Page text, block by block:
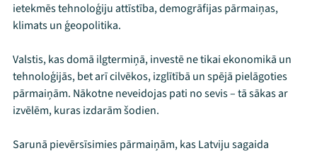
ietekmēs tehnoloģiju attīstība, demogrāfijas pārmaiņas,
klimats un ģeopolitika.
Valstis, kas domā ilgtermiņā, investē ne tikai ekonomikā un
tehnoloģijās, bet arī cilvēkos, izglītībā un spējā pielāgoties
pārmaiņām. Nākotne neveidojas pati no sevis – tā sākas ar
izvēlēm, kuras izdarām šodien.
Sarunā pievērsīsimies pārmaiņām, kas Latviju sagaida